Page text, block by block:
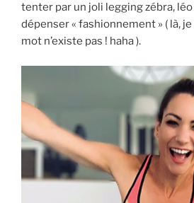
tenter par un joli legging zébra,
dépenser « fashionnement » ( là,
mot n’existe pas ! haha ).